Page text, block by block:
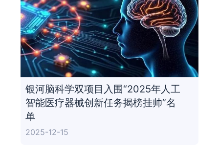
银河脑科学双项目入围“2025年人工
智能医疗器械创新任务揭榜挂帅”名
单
2025-12-15